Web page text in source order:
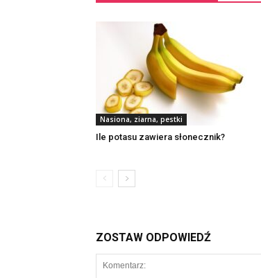
Nasiona, ziarna, pestki
Ile potasu zawiera słonecznik?
ZOSTAW ODPOWIEDŹ